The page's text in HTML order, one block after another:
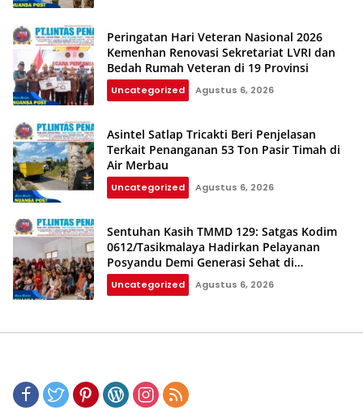
Peringatan Hari Veteran Nasional 2026
Kemenhan Renovasi Sekretariat LVRI dan
Bedah Rumah Veteran di 19 Provinsi
Uncategorized Agustus 6, 2026
Asintel Satlap Tricakti Beri Penjelasan
Terkait Penanganan 53 Ton Pasir Timah di
Air Merbau
Uncategorized Agustus 6, 2026
Sentuhan Kasih TMMD 129: Satgas Kodim
0612/Tasikmalaya Hadirkan Pelayanan
Posyandu Demi Generasi Sehat di
Parungponteng
Uncategorized Agustus 6, 2026